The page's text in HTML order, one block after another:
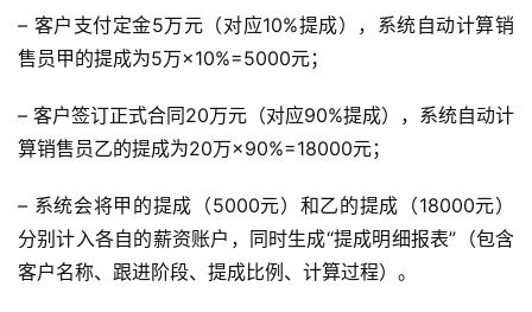
– 客户支付定金5万元（对应10%提成），系统自动计算销
售员甲的提成为5万×10%=5000元；
– 客户签订正式合同20万元（对应90%提成），系统自动计
算销售员乙的提成为20万×90%=18000元；
– 系统会将甲的提成（5000元）和乙的提成（18000元）
分别计入各自的薪资账户，同时生成“提成明细报表”（包含
客户名称、跟进阶段、提成比例、计算过程）。